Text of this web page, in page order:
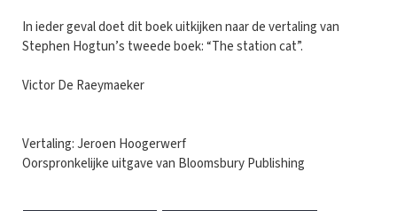
In ieder geval doet dit boek uitkijken naar de vertaling van
Stephen Hogtun’s tweede boek: “The station cat”.
Victor De Raeymaeker
Vertaling: Jeroen Hoogerwerf
Oorspronkelijke uitgave van Bloomsbury Publishing